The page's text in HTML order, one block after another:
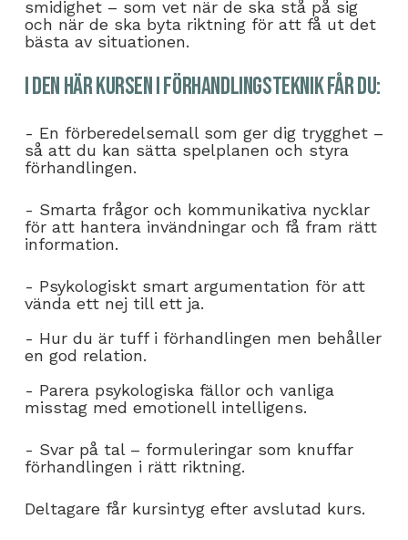
smidighet – som vet när de ska stå på sig
och när de ska byta riktning för att få ut det
bästa av situationen.
I den här kursen i förhandlingsteknik får du:
- En förberedelsemall som ger dig trygghet –
så att du kan sätta spelplanen och styra
förhandlingen.
- Smarta frågor och kommunikativa nycklar
för att hantera invändningar och få fram rätt
information.
- Psykologiskt smart argumentation för att
vända ett nej till ett ja.
- Hur du är tuff i förhandlingen men behåller
en god relation.
- Parera psykologiska fällor och vanliga
misstag med emotionell intelligens.
- Svar på tal – formuleringar som knuffar
förhandlingen i rätt riktning.
Deltagare får kursintyg efter avslutad kurs.